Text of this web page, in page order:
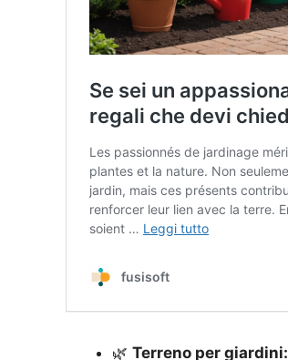
🌿 Terreno per giardini: